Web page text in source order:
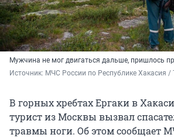
Мужчина не мог двигаться дальше, пришлось
Источник: МЧС России по Республике Хакасия /
В горных хребтах Ергаки в
турист из Москвы вызвал
травмы ноги. Об этом сообщает